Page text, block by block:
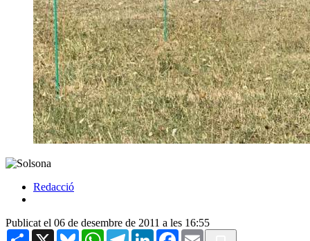
Redacció
Publicat el 06 de desembre de 2011 a les 16:55
Share X BlueskyWhatsAppTelegramLinkedInFacebook
Email